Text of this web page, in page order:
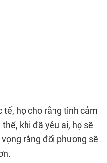
tế, họ cho rằng tình cảm
khi đã yêu ai, họ sẽ
rằng đối phương sẽ